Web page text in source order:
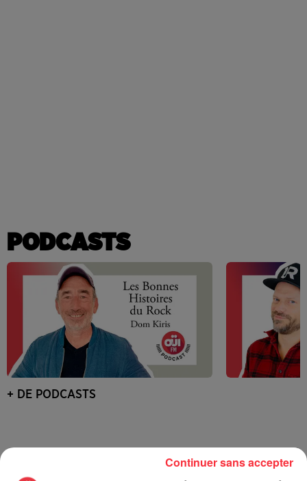
PODCASTS
+ DE PODCASTS
Continuer sans accepter